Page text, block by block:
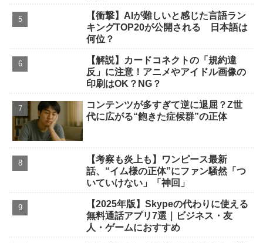
【衝撃】AIが難しいと感じた言語ラン
キングTOP20が公開される 日本語は
何位？
【解説】カードコネクトの「規約違
反」に注意！アニメやアイドル画像の
印刷はOK？NG？
コンテンツが多すぎて逆に退屈？Z世
代に広がる“飽きた症候群”の正体
【考察も炎上も】ワンピース最新
話、“イム様の正体”にファン騒然「つ
いていけない」「神回」
【2025年版】Skypeの代わりに使える
無料通話アプリ7選｜ビジネス・友
人・ゲームにおすすめ